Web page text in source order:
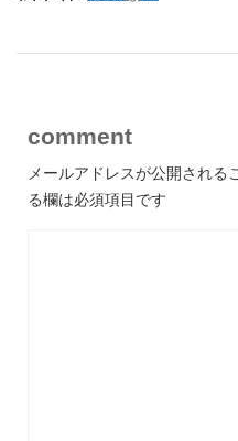
comment
メールアドレスが公開される
る欄は必須項目です